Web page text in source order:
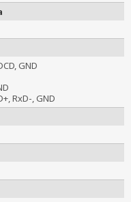
GND
RxD-, GND